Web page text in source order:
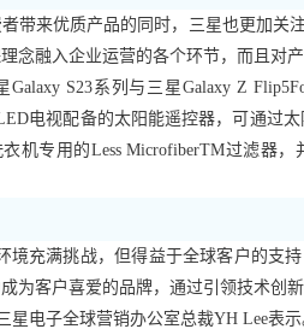
带来优质产品的同时，三星也更加关
念融入企业运营的各个环节，而且对
S23系列与三星Galaxy Z
电视配备的太阳能遥控器，可通过
机专用的Less MicrofiberTM过滤器，
境充满挑战，但得益于全球客户的支
为客户喜爱的品牌，通过引领技术创
星电子全球营销办公室总裁YH Lee表